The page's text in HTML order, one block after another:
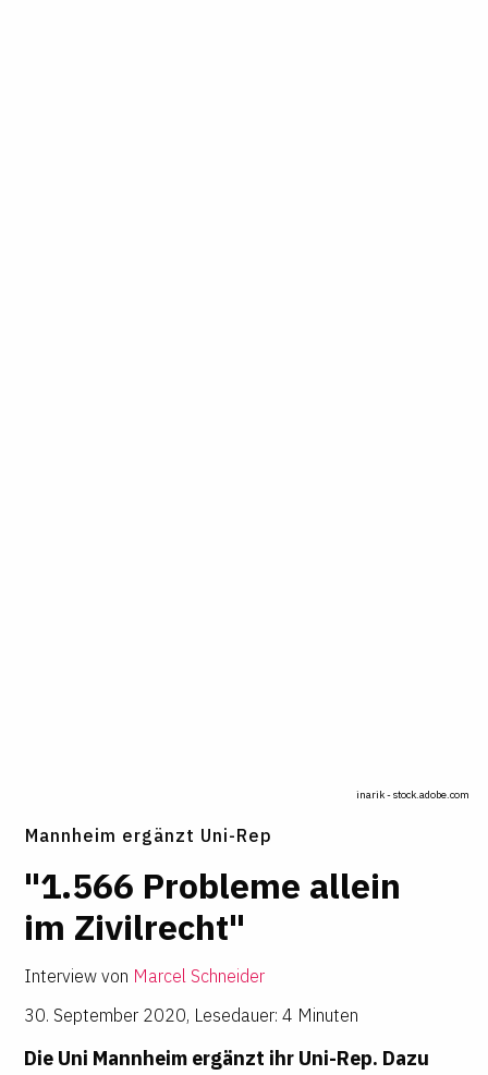
inarik - stock.adobe.com
Mannheim ergänzt Uni-Rep
"1.566 Pro­b­leme allein
im Zivil­recht"
Interview von Marcel Schneider
30. September 2020, Lesedauer: 4 Minuten
Die Uni Mannheim ergänzt ihr Uni-Rep. Dazu